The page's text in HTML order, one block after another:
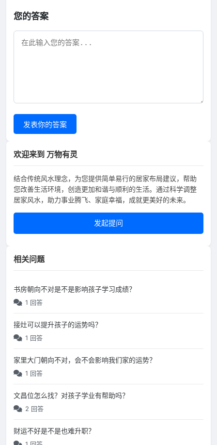
您的答案
发表你的答案
欢迎来到 万物有灵
结合传统风水理念，为您提供简单易行的居家布局建议，帮助
您改善生活环境，创造更加和谐与顺利的生活。通过科学调整
居家风水，助力事业腾飞、家庭幸福，成就更美好的未来。
发起提问
相关问题
书房朝向不对是不是影响孩子学习成绩？
1 回答
接灶可以提升孩子的运势吗？
1 回答
家里大门朝向不对，会不会影响我们家的运势？
1 回答
文昌位怎么找？对孩子学业有帮助吗？
2 回答
财运不好是不是也难升职？